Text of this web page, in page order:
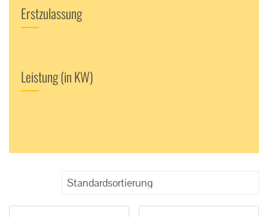
Erstzulassung
Leistung (in KW)